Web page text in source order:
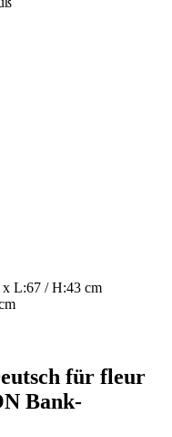
L:67 / H:43 cm
für fleur
Bank-